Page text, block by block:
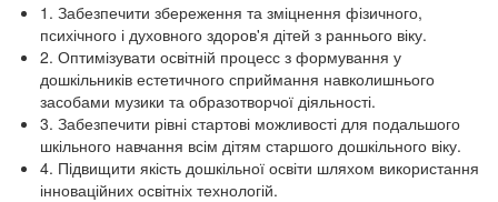
1. Забезпечити збереження та зміцнення фізичного,
психічного і духовного здоров'я дітей з раннього віку.
2. Оптимізувати освітній процесс з формування у
дошкільників естетичного сприймання навколишнього
засобами музики та образотворчої діяльності.
3. Забезпечити рівні стартові можливості для подальшого
шкільного навчання всім дітям старшого дошкільного віку.
4. Підвищити якість дошкільної освіти шляхом використання
інноваційних освітніх технологій.